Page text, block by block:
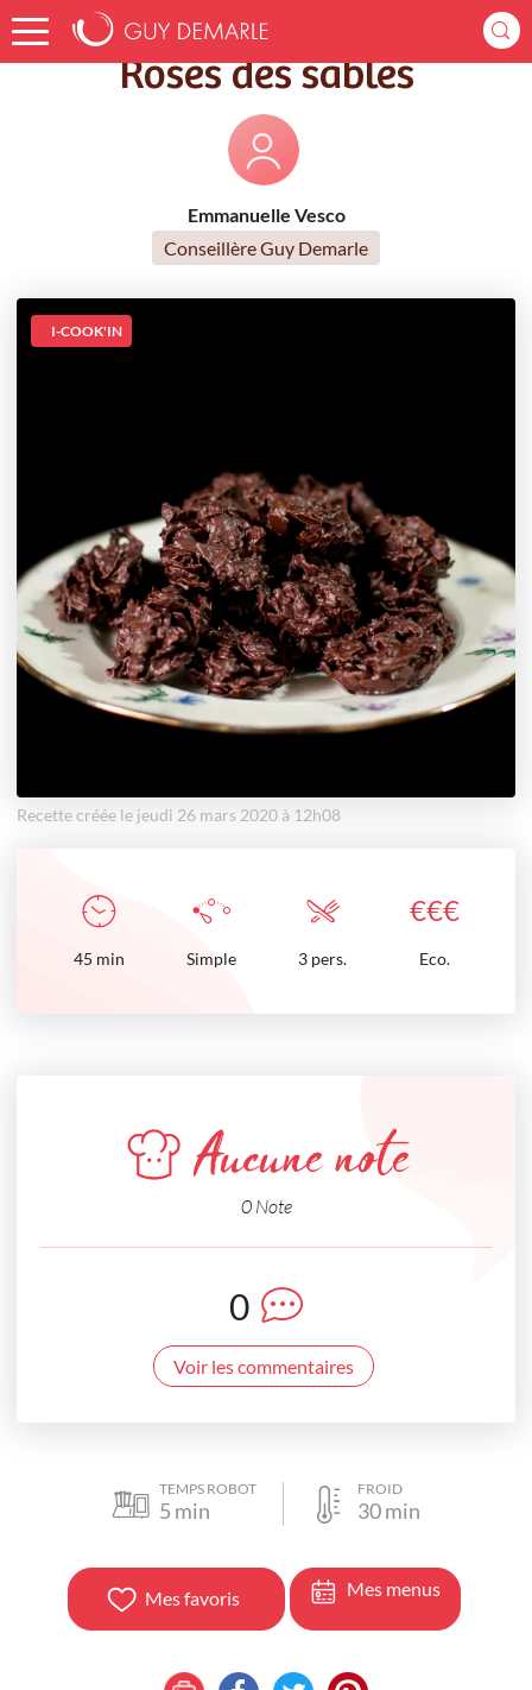
Accueil Recettes Roses des sables
Roses des sables
Emmanuelle Vesco
Conseillère Guy Demarle
I-COOK'IN
Recette créée le jeudi 26 mars 2020 à 12h08
€€€
45 min Simple 3 pers. Eco.
Aucune note
0 Note
0
Voir les commentaires
TEMPS ROBOT
5 min
FROID
30min
Mes favoris Mes menus